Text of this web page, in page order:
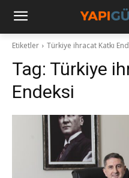
Etiketler Türkiye ihracat Katkı
Tag: Türkiye
Endeksi